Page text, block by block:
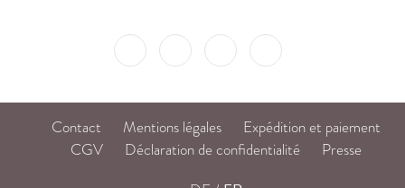
Ma'Loulou
Facebook
Ma'Loulou
Instagram
Ma'Loulou
Pinterest
Ma'Loulou
Youtube
Contact
Mentions légales
Expédition et paiement
CGV
Déclaration de confidentialité
Presse